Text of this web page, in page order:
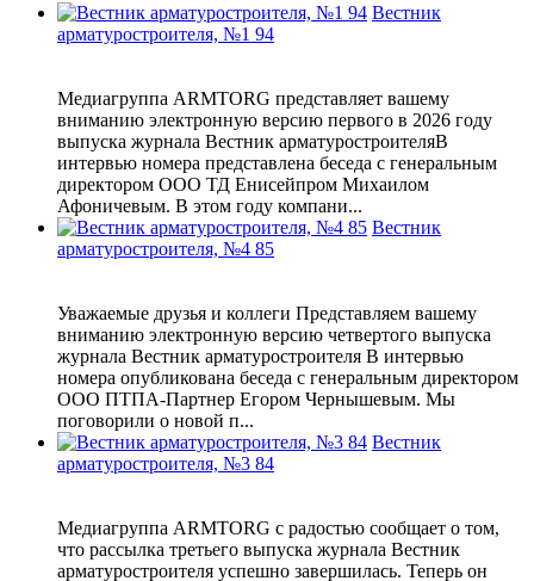
Вестник
арматуростроителя, №1 94
Медиагруппа ARMTORG представляет вашему
вниманию электронную версию первого в 2026 году
выпуска журнала Вестник арматуростроителяВ
интервью номера представлена беседа с генеральным
директором ООО ТД Енисейпром Михаилом
Афоничевым. В этом году компани...
Вестник
арматуростроителя, №4 85
Уважаемые друзья и коллеги Представляем вашему
вниманию электронную версию четвертого выпуска
журнала Вестник арматуростроителя В интервью
номера опубликована беседа с генеральным директором
ООО ПТПА-Партнер Егором Чернышевым. Мы
поговорили о новой п...
Вестник
арматуростроителя, №3 84
Медиагруппа ARMTORG с радостью сообщает о том,
что рассылка третьего выпуска журнала Вестник
арматуростроителя успешно завершилась. Теперь он